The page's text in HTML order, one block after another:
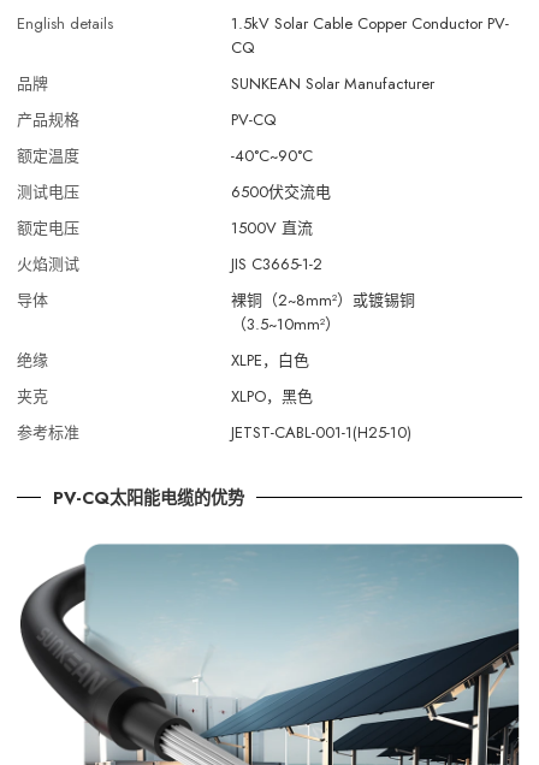
English details
1.5kV Solar Cable Copper Conductor PV-
CQ
品牌
SUNKEAN Solar Manufacturer
产品规格
PV-CQ
额定温度
-40°C~90°C
测试电压
6500伏交流电
额定电压
1500V 直流
火焰测试
JIS C3665-1-2
导体
裸铜（2~8mm²）或镀锡铜
（3.5~10mm²）
绝缘
XLPE，白色
夹克
XLPO，黑色
参考标准
JETST-CABL-001-1(H25-10)
PV-CQ太阳能电缆的优势